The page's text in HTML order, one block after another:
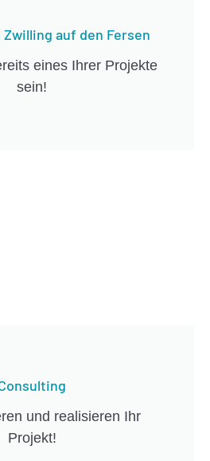
auf den Fersen
eines Ihrer Projekte
sein!
und realisieren Ihr
Projekt!